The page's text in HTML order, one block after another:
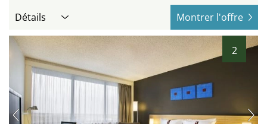
Détails Montrer l'offre
2